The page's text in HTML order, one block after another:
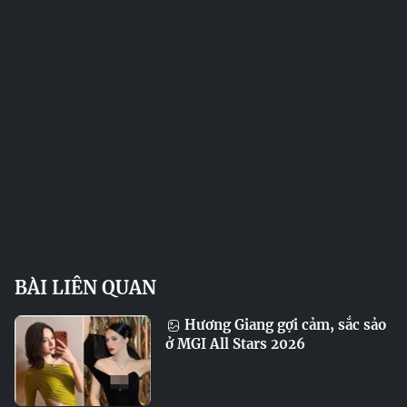
BÀI LIÊN QUAN
Hương Giang gợi cảm, sắc sảo
ở MGI All Stars 2026